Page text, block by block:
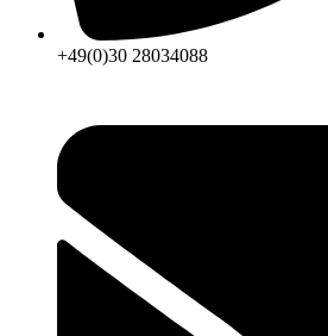
+49(0)30 28034088